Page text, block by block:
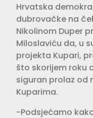
Hrvatska
dubrovačke na
Nikolinom Duper
Miloslaviću da, u
projekta Kupari,
što skorijem roku
siguran prolaz od
Kuparima.
-Podsjećamo